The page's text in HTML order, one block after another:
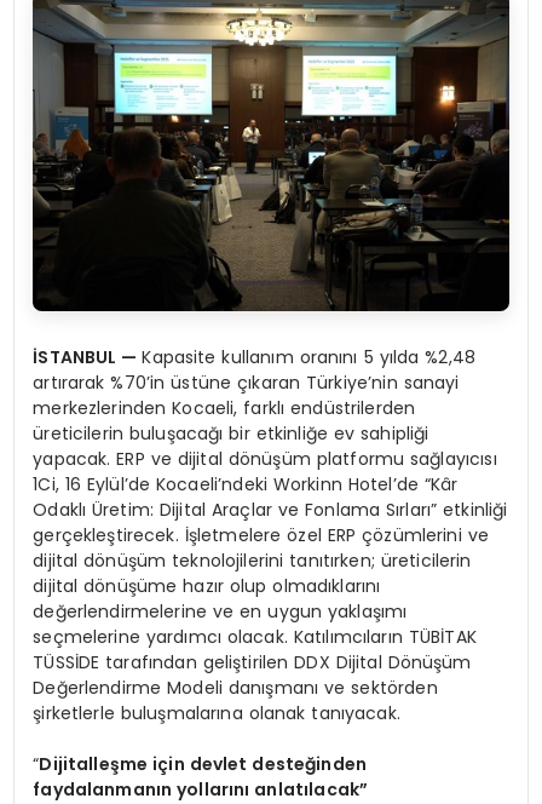
İSTANBUL —Kapasite kullanım oranını 5 yılda %2,48
artırarak %70’in üstüne çıkaran Türkiye’nin sanayi
merkezlerinden Kocaeli, farklı endüstrilerden
üreticilerin buluşacağı bir etkinliğe ev sahipliği
yapacak. ERP ve dijital dönüşüm platformu sağlayıcısı
1Ci, 16 Eylül’de Kocaeli’ndeki Workinn Hotel’de “Kâr
Odaklı Üretim: Dijital Araçlar ve Fonlama Sırları” etkinliği
gerçekleştirecek. İşletmelere özel ERP çözümlerini ve
dijital dönüşüm teknolojilerini tanıtırken; üreticilerin
dijital dönüşüme hazır olup olmadıklarını
değerlendirmelerine ve en uygun yaklaşımı
seçmelerine yardımcı olacak. Katılımcıların TÜBİTAK
TÜSSİDE tarafından geliştirilen DDX Dijital Dönüşüm
Değerlendirme Modeli danışmanı ve sektörden
şirketlerle buluşmalarına olanak tanıyacak.
“Dijitalleşme için devlet desteğinden
faydalanmanın yollarını anlatılacak”